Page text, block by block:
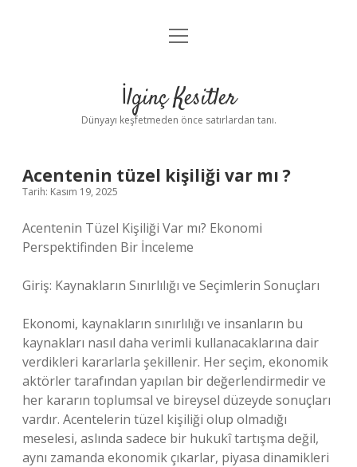
Anasayfa
Yasal Uyarı
menüyü
İlginç Kesitler
Dünyayı keşfetmeden önce satırlardan tanı.
Acentenin tüzel kişiliği var mı ?
Tarih: Kasım 19, 2025
Acentenin Tüzel Kişiliği Var mı? Ekonomi
Perspektifinden Bir İnceleme
Giriş: Kaynakların Sınırlılığı ve Seçimlerin Sonuçları
Ekonomi, kaynakların sınırlılığı ve insanların bu
kaynakları nasıl daha verimli kullanacaklarına dair
verdikleri kararlarla şekillenir. Her seçim, ekonomik
aktörler tarafından yapılan bir değerlendirmedir ve
her kararın toplumsal ve bireysel düzeyde sonuçları
vardır. Acentelerin tüzel kişiliği olup olmadığı
meselesi, aslında sadece bir hukukî tartışma değil,
aynı zamanda ekonomik çıkarlar, piyasa dinamikleri